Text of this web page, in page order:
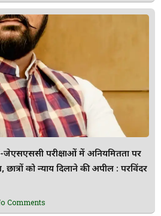
परीक्षाओं में अनियमितता पर
को न्याय दिलाने की अपील : परविंदर
Comments